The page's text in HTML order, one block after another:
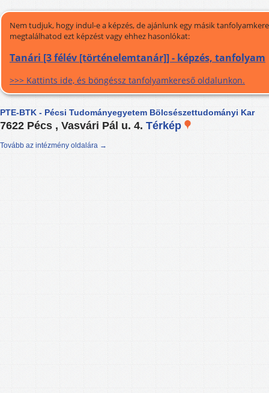
Nem tudjuk, hogy indul-e a képzés, de ajánlunk egy másik
megtalálhatod ezt képzést vagy ehhez hasonlókat:
Tanári [3 félév [történelemtanár]] - képzés, tanfolyam
>>> Kattints ide, és böngéssz tanfolyamkereső oldalunkon.
PTE-BTK - Pécsi Tudományegyetem Bölcsészettudományi Kar
7622 Pécs , Vasvári Pál u. 4. Térkép
Tovább az intézmény oldalára →